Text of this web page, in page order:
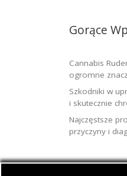
Gorące
Cannabis
ogromne
Szkodniki w
i skutecznie
Najczęstsze
przyczyny i